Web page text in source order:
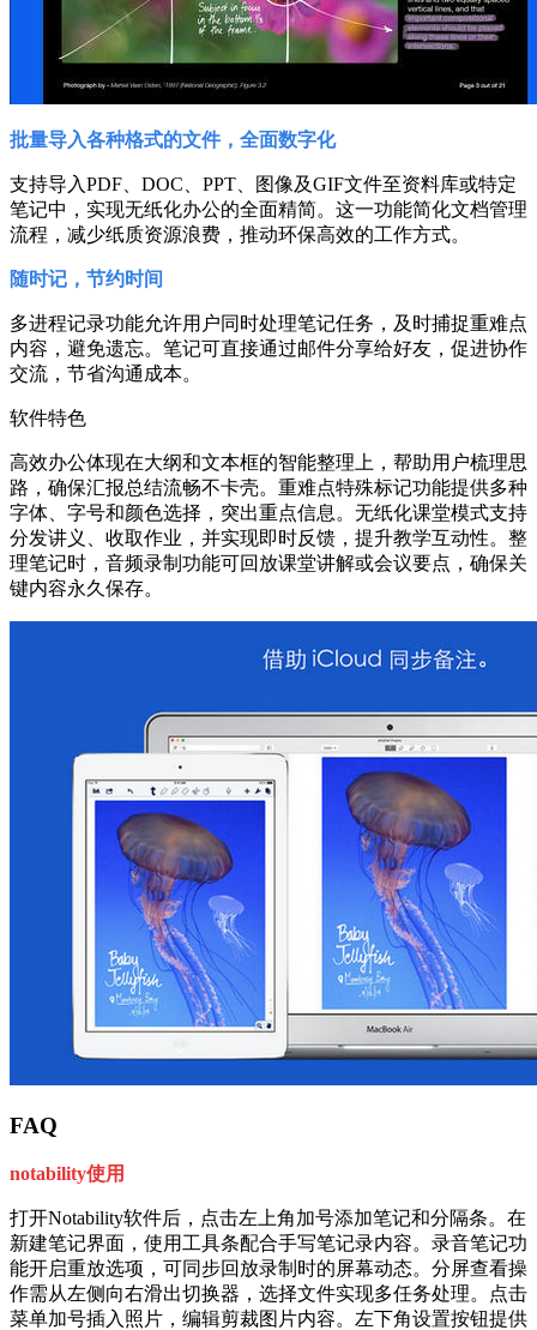
批量导入各种格式的文件，全面数字化
支持导入PDF、DOC、PPT、图像及GIF文件至资料库或特定
笔记中，实现无纸化办公的全面精简。这一功能简化文档管理
流程，减少纸质资源浪费，推动环保高效的工作方式。
随时记，节约时间
多进程记录功能允许用户同时处理笔记任务，及时捕捉重难点
内容，避免遗忘。笔记可直接通过邮件分享给好友，促进协作
交流，节省沟通成本。
软件特色
高效办公体现在大纲和文本框的智能整理上，帮助用户梳理思
路，确保汇报总结流畅不卡壳。重难点特殊标记功能提供多种
字体、字号和颜色选择，突出重点信息。无纸化课堂模式支持
分发讲义、收取作业，并实现即时反馈，提升教学互动性。整
理笔记时，音频录制功能可回放课堂讲解或会议要点，确保关
键内容永久保存。
FAQ
notability使用
打开Notability软件后，点击左上角加号添加笔记和分隔条。在
新建笔记界面，使用工具条配合手写笔记录内容。录音笔记功
能开启重放选项，可同步回放录制时的屏幕动态。分屏查看操
作需从左侧向右滑出切换器，选择文件实现多任务处理。点击
菜单加号插入照片，编辑剪裁图片内容。左下角设置按钮提供